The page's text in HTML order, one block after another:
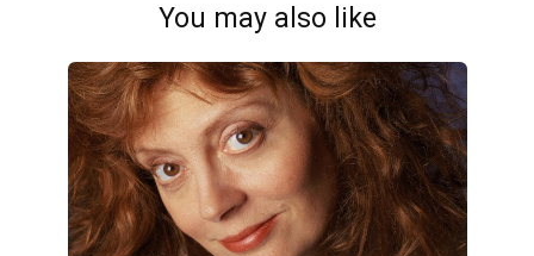
You may also like